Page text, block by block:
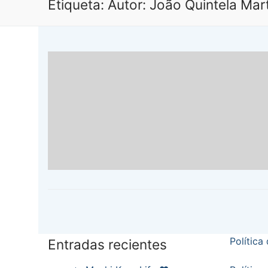
Etiqueta: Autor: João Quintela
Entradas recientes Política